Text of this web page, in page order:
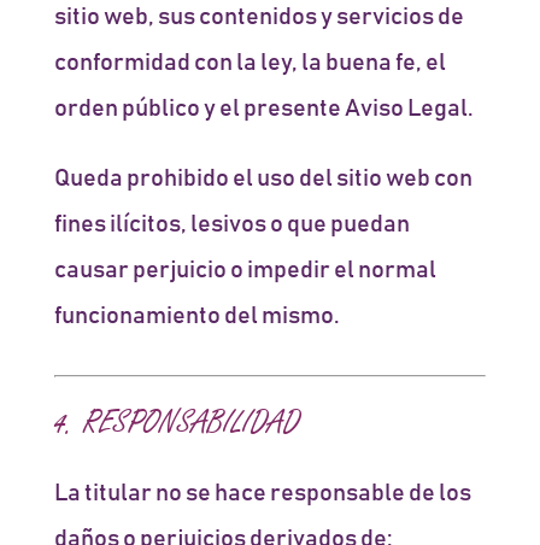
sitio web, sus contenidos y servicios de
conformidad con la ley, la buena fe, el
orden público y el presente Aviso Legal.
Queda prohibido el uso del sitio web con
fines ilícitos, lesivos o que puedan
causar perjuicio o impedir el normal
funcionamiento del mismo.
4. RESPONSABILIDAD
La titular no se hace responsable de los
daños o perjuicios derivados de: